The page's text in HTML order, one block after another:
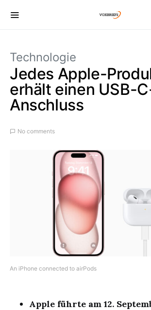
Technologie
Jedes Apple-
erhält einen USB-
Anschluss
No comments
An iPhone connected to airPods
Apple führte am 12.